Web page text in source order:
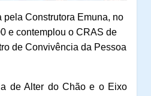
pela Construtora Emuna, no
e contemplou o CRAS de
de Convivência da Pessoa
de Alter do Chão e o Eixo